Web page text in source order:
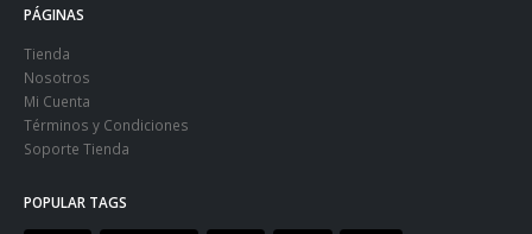
PÁGINAS
Tienda
Nosotros
Mi Cuenta
Términos y Condiciones
Soporte Tienda
POPULAR TAGS